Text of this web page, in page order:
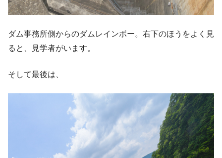
ダム事務所側からのダムレインボー。右下のほうをよく見
ると、見学者がいます。
そして最後は、